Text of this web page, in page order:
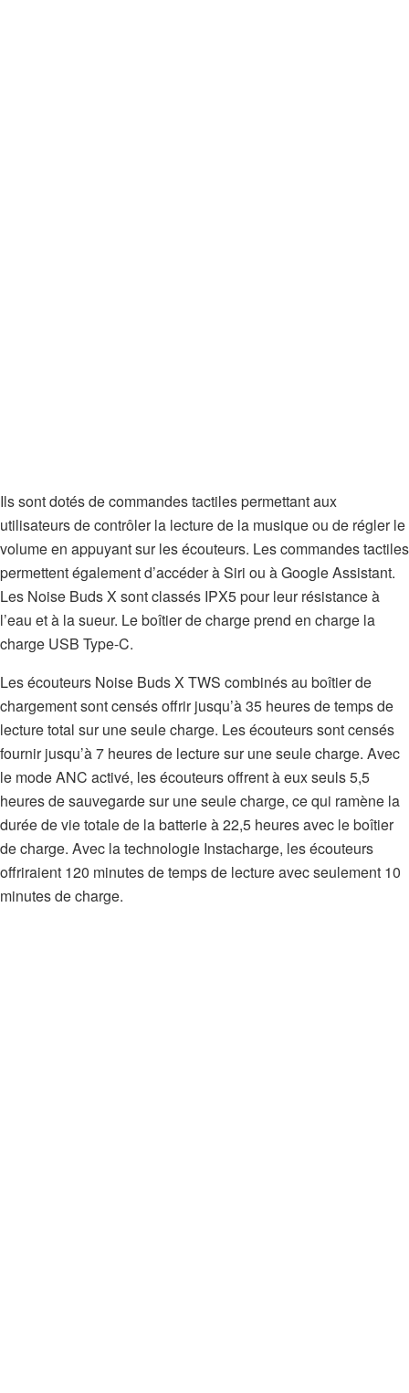
Ils sont dotés de commandes tactiles permettant aux
utilisateurs de contrôler la lecture de la musique ou de régler le
volume en appuyant sur les écouteurs. Les commandes tactiles
permettent également d’accéder à Siri ou à Google Assistant.
Les Noise Buds X sont classés IPX5 pour leur résistance à
l’eau et à la sueur. Le boîtier de charge prend en charge la
charge USB Type-C.
Les écouteurs Noise Buds X TWS combinés au boîtier de
chargement sont censés offrir jusqu’à 35 heures de temps de
lecture total sur une seule charge. Les écouteurs sont censés
fournir jusqu’à 7 heures de lecture sur une seule charge. Avec
le mode ANC activé, les écouteurs offrent à eux seuls 5,5
heures de sauvegarde sur une seule charge, ce qui ramène la
durée de vie totale de la batterie à 22,5 heures avec le boîtier
de charge. Avec la technologie Instacharge, les écouteurs
offriraient 120 minutes de temps de lecture avec seulement 10
minutes de charge.